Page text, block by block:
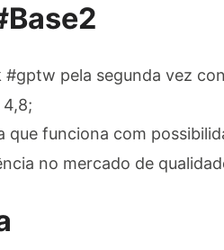
#gptw pela segunda vez
que funciona com
no mercado de